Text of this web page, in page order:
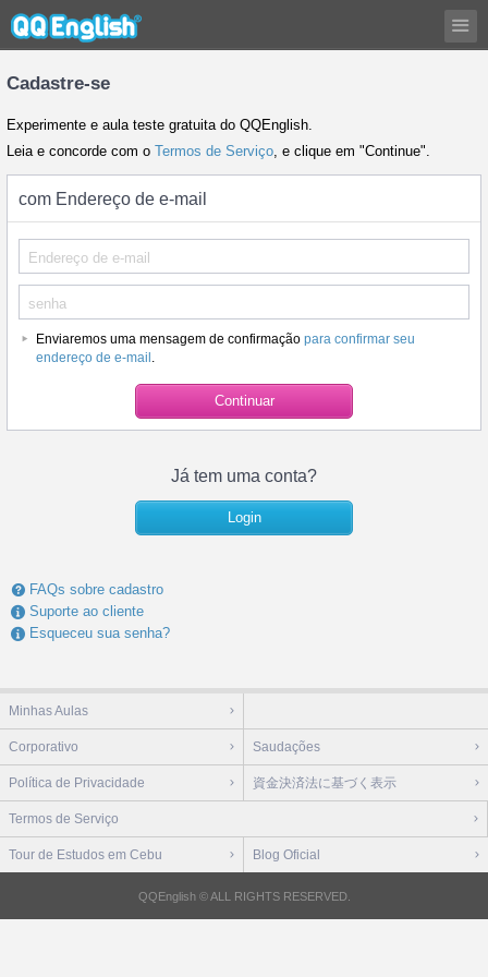
Cadastre-se
Experimente e aula teste gratuita do QQEnglish.
Leia e concorde com o Termos de Serviço, e clique em "Continue".
com Endereço de e-mail
Enviaremos uma mensagem de confirmação para confirmar seu
endereço de e-mail .
Já tem uma conta?
Login
FAQs sobre cadastro
Suporte ao cliente
Esqueceu sua senha?
Minhas Aulas
Corporativo Saudações
Política de Privacidade 資金決済法に基づく表示
Termos de Serviço
Tour de Estudos em Cebu Blog Oficial
QQEnglish © ALL RIGHTS RESERVED.